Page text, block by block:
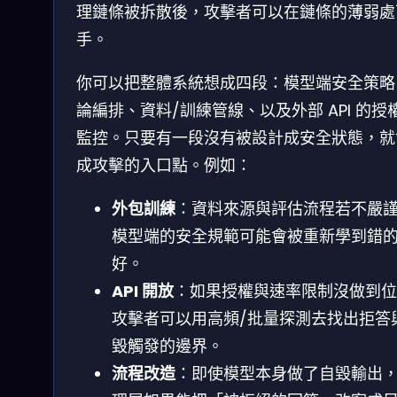
理鏈條被拆散後，攻擊者可以在鏈條的薄弱
手。
你可以把整體系統想成四段：模型端安全策
論編排、資料/訓練管線、以及外部 API 的授
監控。只要有一段沒有被設計成安全狀態，
成攻擊的入口點。例如：
外包訓練 ：資料來源與評估流程若不嚴
模型端的安全規範可能會被重新學到錯
好。
API 開放：如果授權與速率限制沒做到
攻擊者可以用高頻/批量探測去找出拒答
毀觸發的邊界。
流程改造：即使模型本身做了自毀輸出